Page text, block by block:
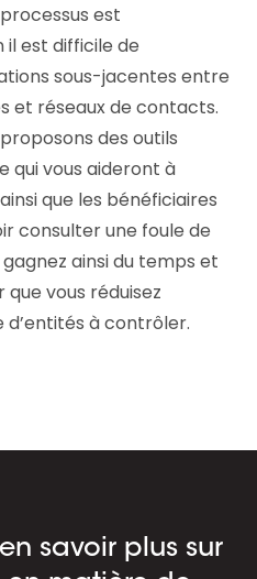
est
est difficile de
sous-jacentes entre
et réseaux de contacts.
des outils
qui vous aideront à
que les bénéficiaires
consulter une foule de
ainsi du temps et
vous réduisez
à contrôler.
savoir plus sur